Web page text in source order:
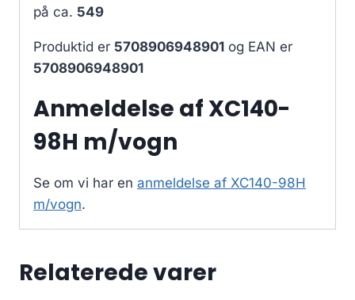
på ca. 549
Produktid er 5708906948901 og EAN er
5708906948901
Anmeldelse af XC140-
98H m/vogn
Se om vi har en anmeldelse af XC140-98H
m/vogn.
Relaterede varer